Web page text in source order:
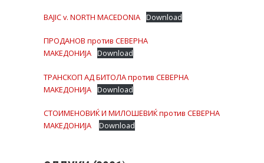
BAJIC v. NORTH MACEDONIA Download
ПРОДАНОВ против СЕВЕРНА
МАКЕДОНИЈА Download
ТРАНСКОП АД БИТОЛА против СЕВЕРНА
МАКЕДОНИЈА Download
СТОИМЕНОВИЌ И МИЛОШЕВИЌ против СЕВЕРНА
МАКЕДОНИЈА
Download